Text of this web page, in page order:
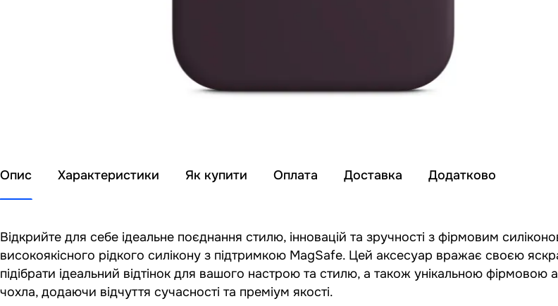
Опис Характеристики Як купити Оплата Доставка Додатково
Відкрийте для себе ідеальне поєднання стилю, інновацій та зручності з фірмовим
високоякісного рідкого силікону з підтримкою MagSafe. Цей аксесуар вражає своєю
підібрати ідеальний відтінок для вашого настрою та стилю, а також унікальною фірмовою
чохла, додаючи відчуття сучасності та преміум якості.